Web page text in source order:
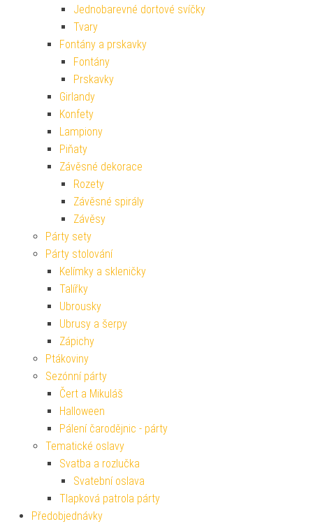
Jednobarevné dortové svíčky
Tvary
Fontány a prskavky
Fontány
Prskavky
Girlandy
Konfety
Lampiony
Piňaty
Závěsné dekorace
Rozety
Závěsné spirály
Závěsy
Párty sety
Párty stolování
Kelímky a skleničky
Talířky
Ubrousky
Ubrusy a šerpy
Zápichy
Ptákoviny
Sezónní párty
Čert a Mikuláš
Halloween
Pálení čarodějnic - párty
Tematické oslavy
Svatba a rozlučka
Svatební oslava
Tlapková patrola párty
Předobjednávky